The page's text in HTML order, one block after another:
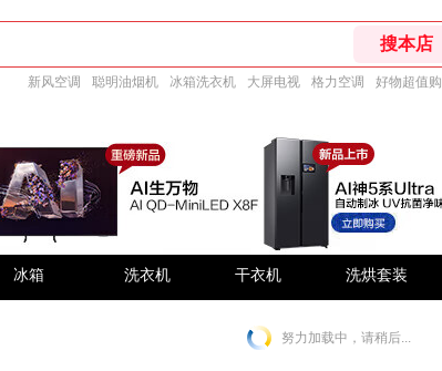
新风空调 聪明油烟机 冰箱洗衣机 大屏电视 格力空调 好物超值购
冰箱 洗衣机 干衣机 洗烘套装
努力加载中，请稍后...